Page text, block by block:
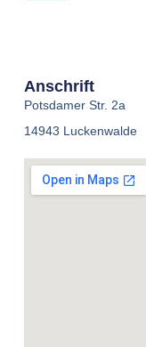
Anschrift
Potsdamer Str. 2a
14943 Luckenwalde